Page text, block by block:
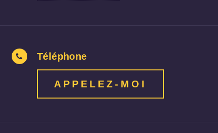
Téléphone
APPELEZ-MOI